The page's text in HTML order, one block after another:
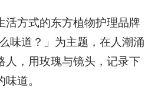
活方式的东方植物护理品牌
味道？」为主题，在人潮涌
人，用玫瑰与镜头，记录下
道。